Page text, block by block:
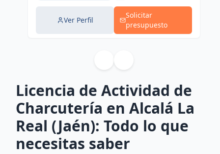
Ver Perfil
Solicitar
presupuesto
Licencia de Actividad de
Charcutería en Alcalá La
Real (Jaén): Todo lo que
necesitas saber